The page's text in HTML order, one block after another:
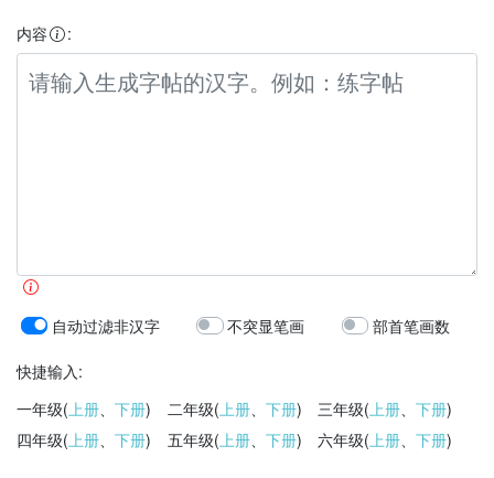
内容 :
自动过滤非汉字 不突显笔画 部首笔画数
快捷输入:
一年级(上册、 下册) 二年级(上册、 下册) 三年级(上册、 下册)
四年级(上册、 下册) 五年级(上册、 下册) 六年级(上册、 下册)